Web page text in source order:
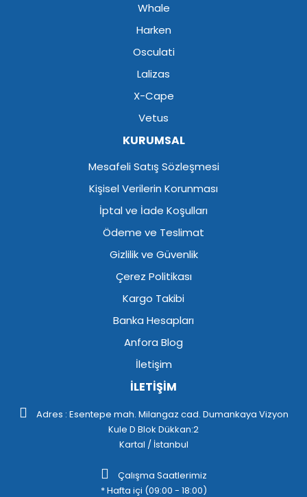
Whale
Harken
Osculati
Lalizas
X-Cape
Vetus
KURUMSAL
Mesafeli Satış Sözleşmesi
Kişisel Verilerin Korunması
İptal ve İade Koşulları
Ödeme ve Teslimat
Gizlilik ve Güvenlik
Çerez Politikası
Kargo Takibi
Banka Hesapları
Anfora Blog
İletişim
İLETİŞİM
Adres : Esentepe mah. Milangaz cad. Dumankaya Vizyon
Kule D Blok Dükkan:2
Kartal / İstanbul
Çalışma Saatlerimiz
* Hafta içi (09:00 - 18:00)